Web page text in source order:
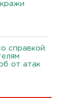
справкой.
от атак